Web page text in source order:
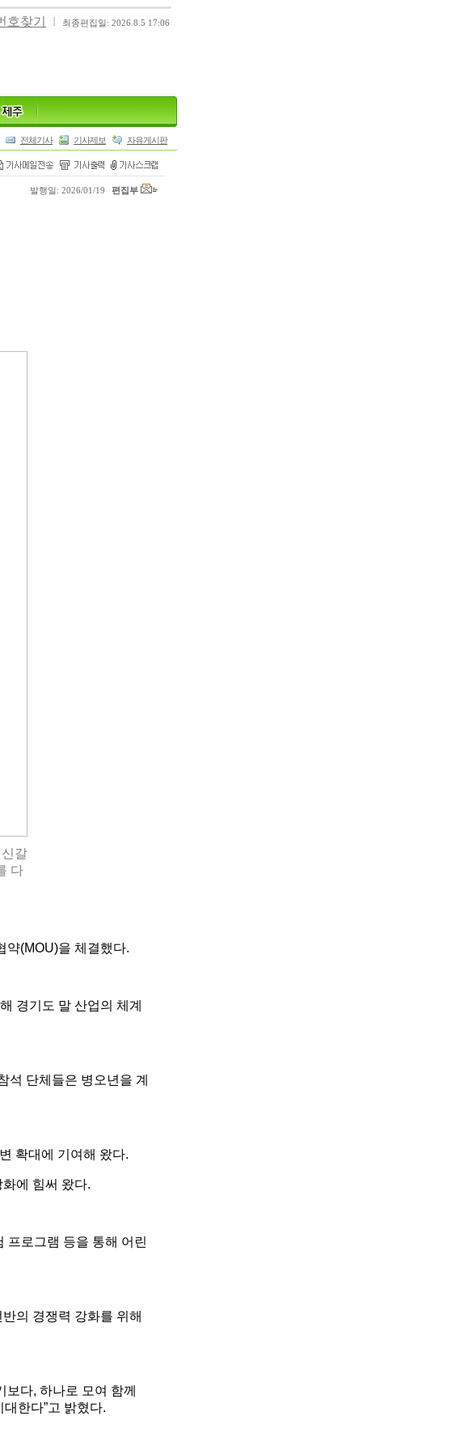
호찾기 l 최종편집일: 2026.8.5 17:06
전체기사 기사제보 자유게시판
발행일: 2026/01/19 편집부
갈
다
약(MOU)을 체결했다.
경기도 말 산업의 체계
석 단체들은 병오년을 계
확대에 기여해 왔다.
에 힘써 왔다.
프로그램 등을 통해 어린
의 경쟁력 강화를 위해
보다, 하나로 모여 함께
대한다”고 밝혔다.